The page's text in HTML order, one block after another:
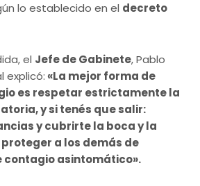
lo establecido en el decreto
el Jefe de Gabinete, Pablo
explicó: «La mejor forma de
es respetar estrictamente la
y si tenés que salir:
y cubrirte la boca y la
a los demás de
asintomático».